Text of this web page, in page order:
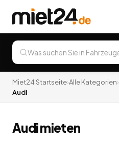
Miet24 Startseite›Alle Kategorien›
Audi
Audi mieten